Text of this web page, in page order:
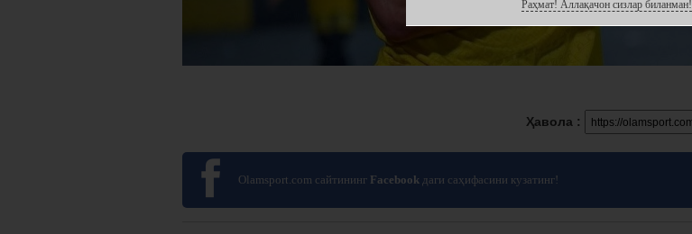
Ҳавола :
Olamsport.com сайтининг Facebook даги саҳифасини кузатинг!
Раҳмат! Аллақачон сизлар биланман!